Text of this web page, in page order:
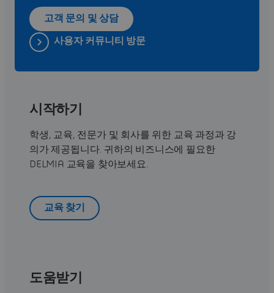
고객 문의 및 상담
사용자 커뮤니티 방문
시작하기
학생, 교육, 전문가 및 회사를 위한 교육 과정과 강
의가 제공됩니다. 귀하의 비즈니스에 필요한
DELMIA 교육을 찾아보세요.
교육 찾기
도움받기